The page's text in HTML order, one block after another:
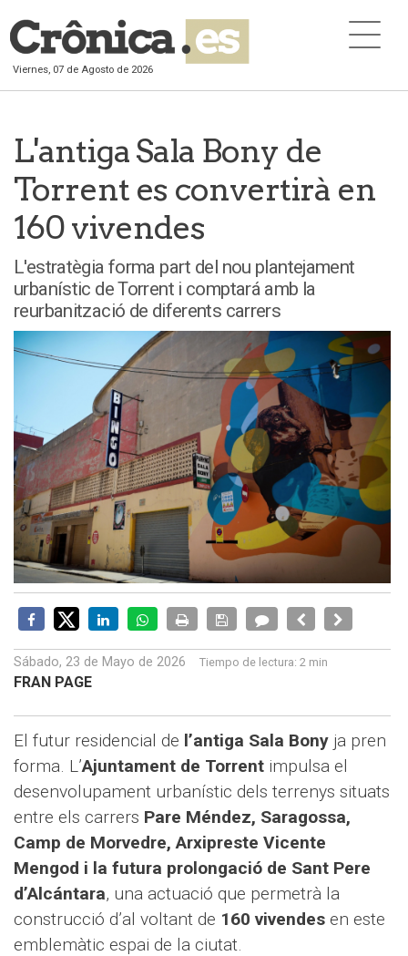
Viernes, 07 de Agosto de 2026
L'antiga Sala Bony de
Torrent es convertirà en
160 vivendes
L'estratègia forma part del nou plantejament
urbanístic de Torrent i comptará amb la
reurbanització de diferents carrers
Sábado, 23 de Mayo de 2026 Tiempo de lectura: 2 min
FRAN PAGE
El futur residencial de l’antiga Sala Bony ja pren
forma. L’Ajuntament de Torrent impulsa el
desenvolupament urbanístic dels terrenys situats
entre els carrers Pare Méndez, Saragossa,
Camp de Morvedre, Arxipreste Vicente
Mengod i la futura prolongació de Sant Pere
d’Alcántara, una actuació que permetrà la
construcció d’al voltant de 160 vivendes en este
emblemàtic espai de la ciutat.